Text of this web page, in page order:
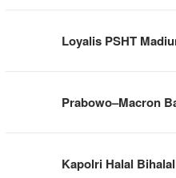
Loyalis PSHT
Prabowo–Macron
Kapolri Halal